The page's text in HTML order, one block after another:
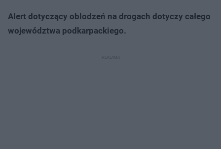
Alert dotyczący oblodzeń na drogach dotyczy całego
województwa podkarpackiego.